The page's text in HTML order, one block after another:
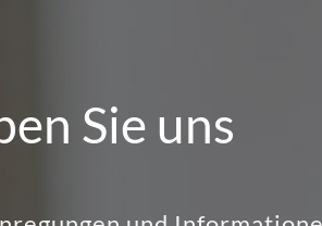
Sie uns